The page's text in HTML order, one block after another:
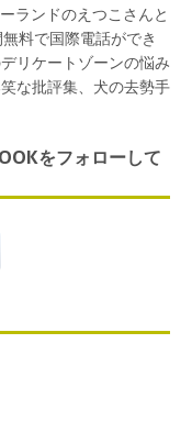
ランドのえつこさんと
料で国際電話ができ
リケートゾーンの悩み
な批評集、犬の去勢手
をフォローして